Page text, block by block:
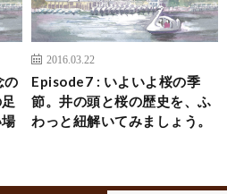
の
2016.03.22
Episode7 : いよいよ桜の季
節。井の頭と桜の歴史を、ふ
わっと紐解いてみましょう。